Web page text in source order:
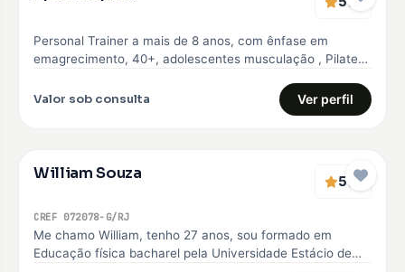
Personal Trainer a mais de 8 anos, com ênfase em
emagrecimento, 40+, adolescentes musculação , Pilates
Valor sob consulta Ver perfil
William Souza 5(1)
CREF 072078-G/RJ
Me chamo William, tenho 27 anos, sou formado em
Educação física bacharel pela Universidade Estácio de